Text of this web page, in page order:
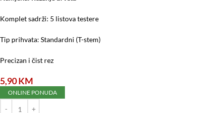
Komplet sadrži: 5 listova testere
Tip prihvata: Standardni (T-stem)
Precizan i čist rez
5,90KM
ONLINE PONUDA